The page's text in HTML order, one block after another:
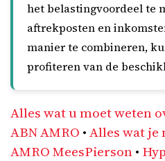
het belastingvoordeel te
aftrekposten en
manier te combineren,
profiteren van de
Alles wat u moet weten
ABN AMRO •Alles wat je
AMRO MeesPierson•